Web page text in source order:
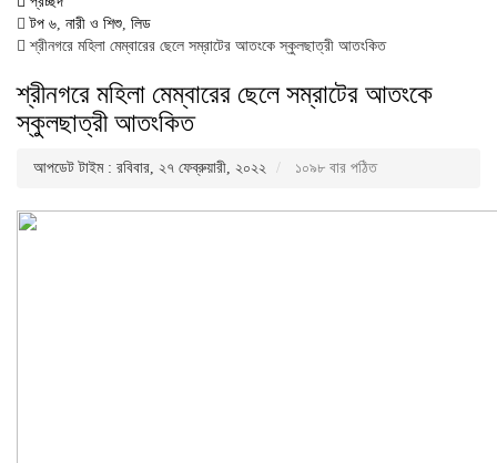
টপ ৬, নারী ও শিশু, লিড
শ্রীনগরে মহিলা মেম্বারের ছেলে সম্রাটের আতংকে স্কুলছাত্রী আতংকিত
শ্রীনগরে মহিলা মেম্বারের ছেলে সম্রাটের আতংকে
স্কুলছাত্রী আতংকিত
আপডেট টাইম : রবিবার, ২৭ ফেব্রুয়ারী, ২০২২ ১০৯৮ বার পঠিত